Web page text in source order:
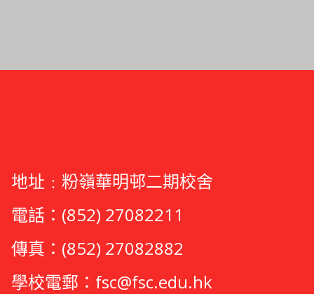
地址﹕粉嶺華明邨二期校舍
電話：(852) 27082211
傳真：(852) 27082882
學校電郵： fsc@fsc.edu.hk